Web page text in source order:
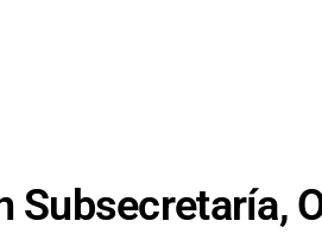
Subsecretaría,